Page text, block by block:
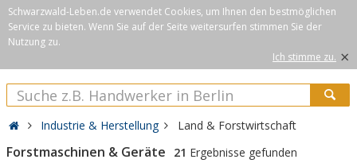
Schwarzwald-Leben.de verwendet Cookies, um Ihnen den bestmöglichen
Service zu bieten. Wenn Sie auf der Seite weitersurfen stimmen Sie der
Nutzung zu.
Ich stimme zu. ×
Industrie & Herstellung Land & Forstwirtschaft
Forstmaschinen & Geräte 21 Ergebnisse gefunden